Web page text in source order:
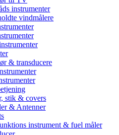
instrumenter
vindmålere
& transducere
stik & covers
& Antenner
instrument & fuel måler